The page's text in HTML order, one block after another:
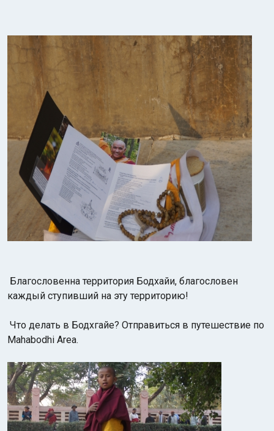
Благословенна территория Бодхайи, благословен
каждый ступивший на эту территорию!
Что делать в Бодхгайе? Отправиться в путешествие по
Mahabodhi Area.